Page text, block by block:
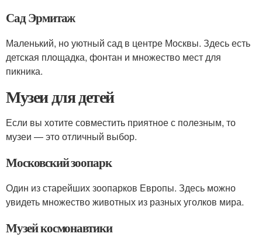
Сад Эрмитаж
Маленький, но уютный сад в центре Москвы. Здесь есть
детская площадка, фонтан и множество мест для
пикника.
Музеи для детей
Если вы хотите совместить приятное с полезным, то
музеи — это отличный выбор.
Московский зоопарк
Один из старейших зоопарков Европы. Здесь можно
увидеть множество животных из разных уголков мира.
Музей космонавтики